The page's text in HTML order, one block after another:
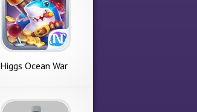
Higgs Ocean War